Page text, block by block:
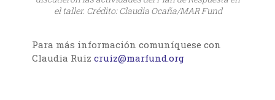
el taller. Crédito: Claudia Ocaña/MAR Fund
Para más información comuníquese con
Claudia Ruizcruiz@marfund.org